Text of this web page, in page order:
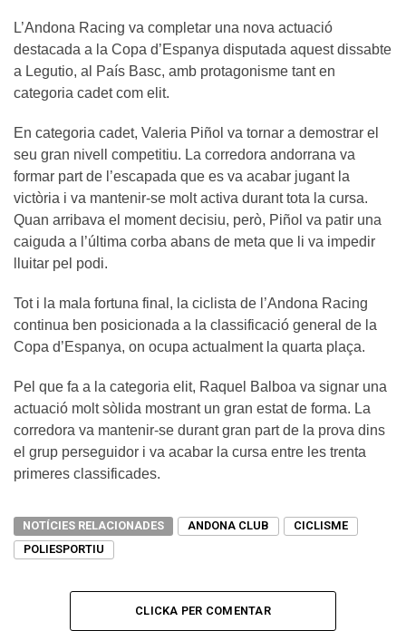
L’Andona Racing va completar una nova actuació
destacada a la Copa d’Espanya disputada aquest dissabte
a Legutio, al País Basc, amb protagonisme tant en
categoria cadet com elit.
En categoria cadet, Valeria Piñol va tornar a demostrar el
seu gran nivell competitiu. La corredora andorrana va
formar part de l’escapada que es va acabar jugant la
victòria i va mantenir-se molt activa durant tota la cursa.
Quan arribava el moment decisiu, però, Piñol va patir una
caiguda a l’última corba abans de meta que li va impedir
lluitar pel podi.
Tot i la mala fortuna final, la ciclista de l’Andona Racing
continua ben posicionada a la classificació general de la
Copa d’Espanya, on ocupa actualment la quarta plaça.
Pel que fa a la categoria elit, Raquel Balboa va signar una
actuació molt sòlida mostrant un gran estat de forma. La
corredora va mantenir-se durant gran part de la prova dins
el grup perseguidor i va acabar la cursa entre les trenta
primeres classificades.
NOTÍCIES RELACIONADES ANDONA CLUB
CICLISME
POLIESPORTIU
CLICKA PER COMENTAR